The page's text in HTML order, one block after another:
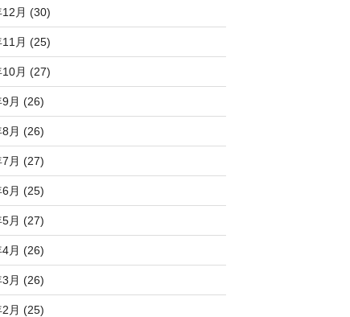
12月 (30)
11月 (25)
10月 (27)
月 (26)
月 (26)
月 (27)
月 (25)
月 (27)
月 (26)
月 (26)
月 (25)